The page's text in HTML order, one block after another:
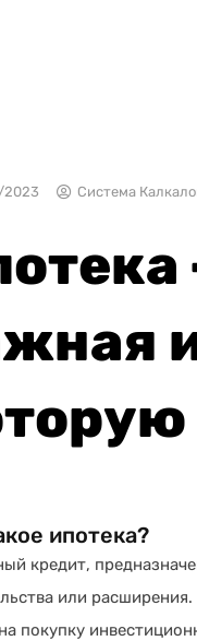
Система
ипотека?
кредит,
или расширения.
покупку